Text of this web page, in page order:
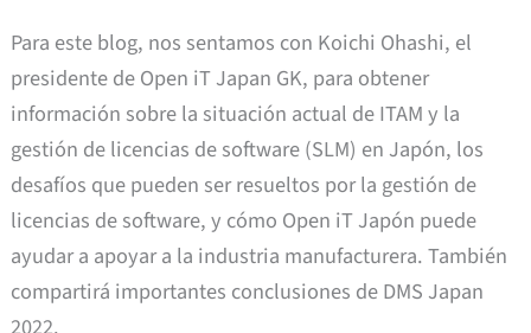
Para este blog, nos sentamos con Koichi Ohashi, el
presidente de Open iT Japan GK, para obtener
información sobre la situación actual de ITAM y la
gestión de licencias de software (SLM) en Japón, los
desafíos que pueden ser resueltos por la gestión de
licencias de software, y cómo Open iT Japón puede
ayudar a apoyar a la industria manufacturera. También
compartirá importantes conclusiones de DMS Japan